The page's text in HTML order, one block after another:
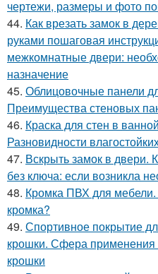
чертежи, размеры и фото
44. Как врезать замок в
руками пошаговая
межкомнатные двери:
назначение
45. Облицовочные панели
Преимущества стеновых
46. Краска для стен в
Разновидности
47. Вскрыть замок в двери.
без ключа: если возникла
48. Кромка ПВХ для мебели.
кромка?
49. Спортивное покрытие
крошки. Сфера применения
крошки